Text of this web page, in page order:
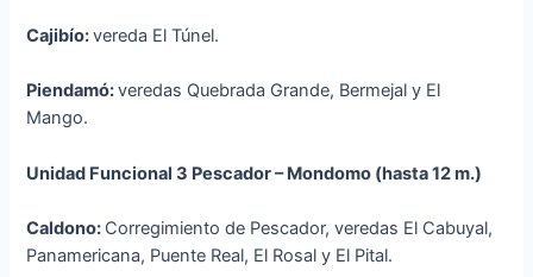
Cajibío:vereda El Túnel.
Piendamó:veredas Quebrada Grande, Bermejal y El
Mango.
Unidad Funcional3 Pescador –Mondomo (hasta 12 m.)
Caldono: Corregimiento de Pescador, veredas El Cabuyal,
Panamericana, Puente Real, El Rosal y El Pital.